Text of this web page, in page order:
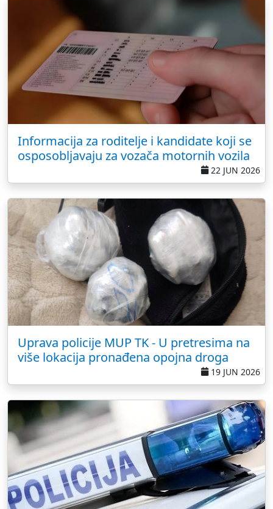
Informacija za roditelje i kandidate koji se
osposobljavaju za vozača motornih vozila
22 JUN 2026
Uprava policije MUP TK - U pretresima na
više lokacija pronađena opojna droga
19 JUN 2026